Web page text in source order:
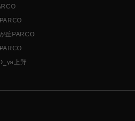
丘PARCO
上野